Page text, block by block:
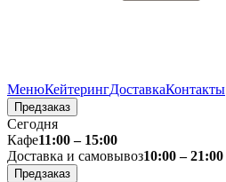
МенюКейтерингДоставкаКонтакты
Предзаказ
Сегодня
Кафе11:00 – 15:00
Доставка и самовывоз10:00 – 21:00
Предзаказ